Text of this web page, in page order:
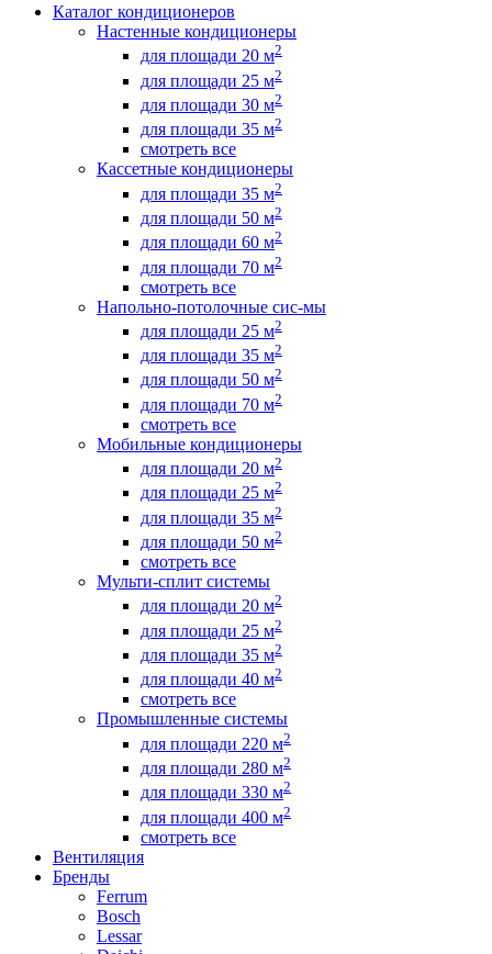
Каталог кондиционеров
Настенные кондиционеры
для площади 20 м2
для площади 25 м2
для площади 30 м2
для площади 35 м2
смотреть все
Кассетные кондиционеры
для площади 35 м2
для площади 50 м2
для площади 60 м2
для площади 70 м2
смотреть все
Напольно-потолочные сис-мы
для площади 25 м2
для площади 35 м2
для площади 50 м2
для площади 70 м2
смотреть все
Мобильные кондиционеры
для площади 20 м2
для площади 25 м2
для площади 35 м2
для площади 50 м2
смотреть все
Мульти-сплит системы
для площади 20 м2
для площади 25 м2
для площади 35 м2
для площади 40 м2
смотреть все
Промышленные системы
для площади 220 м2
для площади 280 м2
для площади 330 м2
для площади 400 м2
смотреть все
Вентиляция
Бренды
Ferrum
Bosch
Lessar